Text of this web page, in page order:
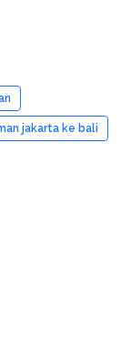
jakarta ke bali